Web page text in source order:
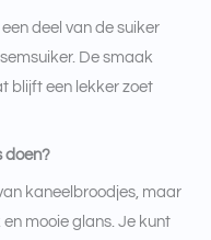
deel van de suiker
De smaak
blijft een lekker zoet
doen?
kaneelbroodjes, maar
mooie glans. Je kunt